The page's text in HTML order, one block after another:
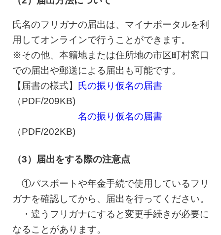
氏名のフリガナの届出は、マイナポータルを利
用してオンラインで行うことができます。
※その他、本籍地または住所地の市区町村窓口
での届出や郵送による届出も可能です。
【届書の様式】 氏の振り仮名の届書
（PDF/209KB)
名の振り仮名の届書
（PDF/202KB)
（3）届出をする際の注意点
①パスポートや年金手続で使用しているフリ
ガナを確認してから、届出を行ってください。
・違うフリガナにすると変更手続きが必要に
なることがあります。